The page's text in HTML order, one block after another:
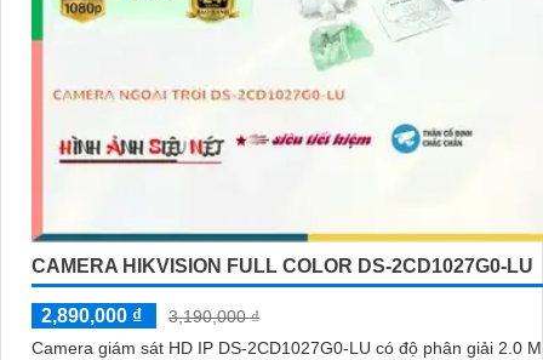
CAMERA HIKVISION FULL COLOR DS-2CD1027G0-LU
2,890,000 ₫
3,190,000 ₫
Camera giám sát HD IP DS-2CD1027G0-LU có độ phân giải 2.0